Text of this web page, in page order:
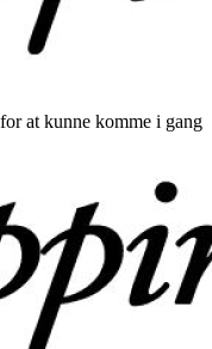
at kunne komme i gang